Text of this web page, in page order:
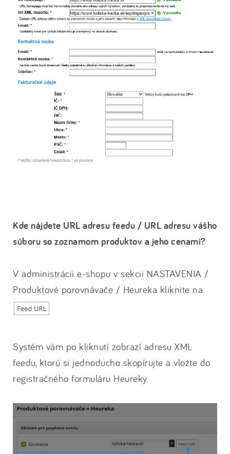
Kde nájdete URL adresu feedu / URL adresu vášho
súboru so zoznamom produktov a jeho cenami?
V administrácii e-shopu v sekcii NASTAVENIA /
Produktové porovnávače / Heureka kliknite na
Systém vám po kliknutí zobrazí adresu XML
feedu, ktorú si jednoducho skopírujte a vložte do
registračného formuláru Heureky.